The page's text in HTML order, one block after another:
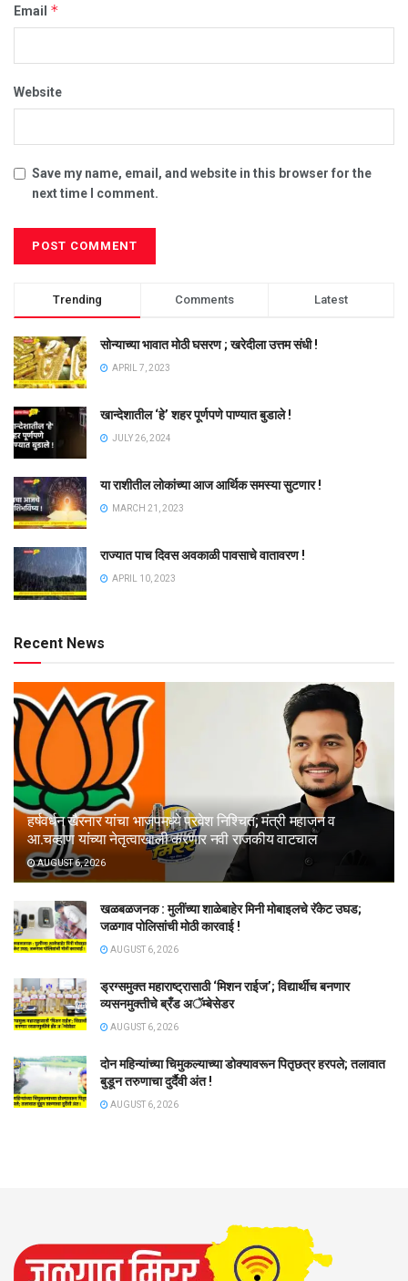
Email *
Website
Save my name, email, and website in this browser for the
next time I comment.
Trending Comments Latest
सोन्याच्या भावात मोठी घसरण ; खरेदीला उत्तम संधी !
APRIL 7, 2023
खान्देशातील ‘हे’ शहर पूर्णपणे पाण्यात बुडाले !
JULY 26, 2024
या राशीतील लोकांच्या आज आर्थिक समस्या सुटणार !
MARCH 21, 2023
राज्यात पाच दिवस अवकाळी पावसाचे वातावरण !
APRIL 10, 2023
Recent News
हर्षवर्धन खैरनार यांचा भाजपमध्ये प्रवेश निश्चित; मंत्री महाजन व
आ.चव्हाण यांच्या नेतृत्वाखाली करणार नवी राजकीय वाटचाल
AUGUST 6, 2026
खळबळजनक : मुलींच्या शाळेबाहेर मिनी मोबाइलचे रॅकेट उघड;
जळगाव पोलिसांची मोठी कारवाई !
AUGUST 6, 2026
ड्रग्समुक्त महाराष्ट्रासाठी ‘मिशन राईज’; विद्यार्थीच बनणार
व्यसनमुक्तीचे ब्रँड अॅम्बेसेडर
AUGUST 6, 2026
दोन महिन्यांच्या चिमुकल्याच्या डोक्यावरून पितृछत्र हरपले; तलावात
बुडून तरुणाचा दुर्दैवी अंत !
AUGUST 6, 2026